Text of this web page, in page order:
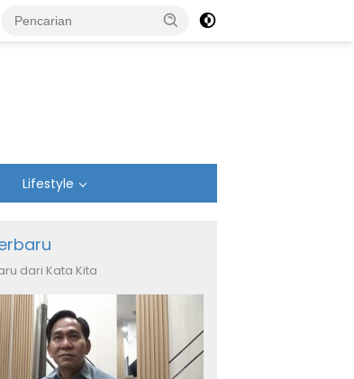
Lifestyle
dari Kata Kita